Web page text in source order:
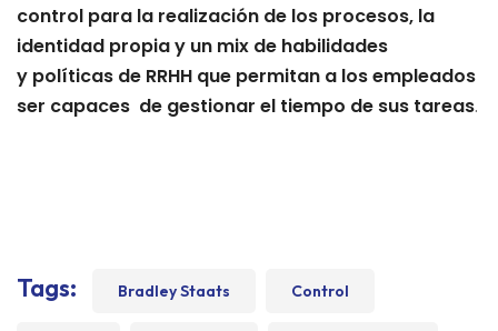
control para la realización de los procesos, la
identidad propia y un mix de habilidades
y políticas de RRHH que permitan a los empleados
ser capaces de gestionar el tiempo de sus tareas.
Tags: Bradley Staats Control